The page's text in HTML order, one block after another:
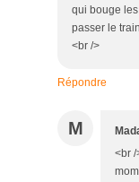
qui bouge
passer le
<br />
Répondre
M
<br /